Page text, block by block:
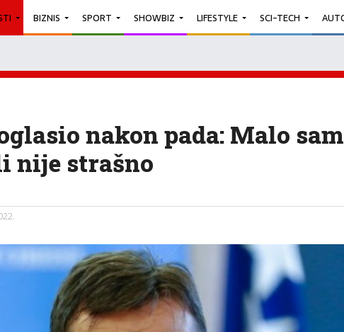
BIZNIS SPORT SHOWBIZ LIFESTYLE SCI-TECH
nakon pada: Malo
nije strašno